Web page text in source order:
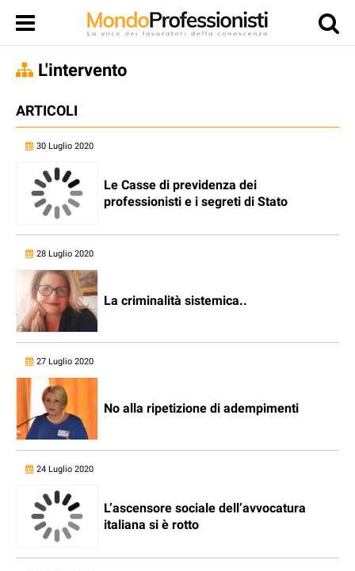
L'intervento
ARTICOLI
30 Luglio 2020
Le Casse di previdenza dei
professionisti e i segreti di Stato
28 Luglio 2020
La criminalità sistemica..
27 Luglio 2020
No alla ripetizione di adempimenti
24 Luglio 2020
L’ascensore sociale dell’avvocatura
italiana si è rotto